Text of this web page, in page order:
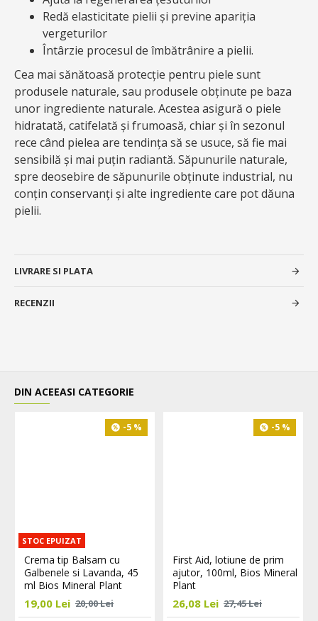
Redă elasticitate pielii și previne apariția
vergeturilor
Întârzie procesul de îmbătrânire a pielii.
Cea mai sănătoasă protecție pentru piele sunt
produsele naturale, sau produsele obținute pe baza
unor ingrediente naturale. Acestea asigură o piele
hidratată, catifelată și frumoasă, chiar și în sezonul
rece când pielea are tendința să se usuce, să fie mai
sensibilă și mai puțin radiantă. Săpunurile naturale,
spre deosebire de săpunurile obținute industrial, nu
conțin conservanți și alte ingrediente care pot dăuna
pielii.
LIVRARE SI PLATA
RECENZII
DIN ACEEASI CATEGORIE
-5 %
STOC EPUIZAT
Crema tip Balsam cu
Galbenele si Lavanda, 45
ml Bios Mineral Plant
19,00 Lei 20,00 Lei
-5 %
First Aid, lotiune de prim
ajutor, 100ml, Bios Mineral
Plant
26,08 Lei 27,45 Lei